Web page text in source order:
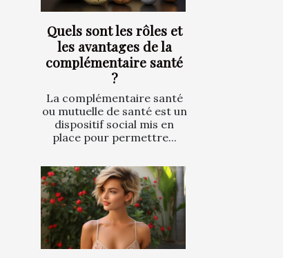
Quels sont les rôles et
les avantages de la
complémentaire santé
?
La complémentaire santé
ou mutuelle de santé est un
dispositif social mis en
place pour permettre...